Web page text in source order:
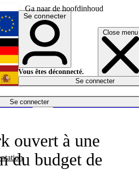
Ga naar de hoofdinhoud
Close menu
Se connecter
Économie
English
Deutsch
Español
Se connecter
Vous êtes déconnecté.
Se connecter
ouvert à une
du budget de